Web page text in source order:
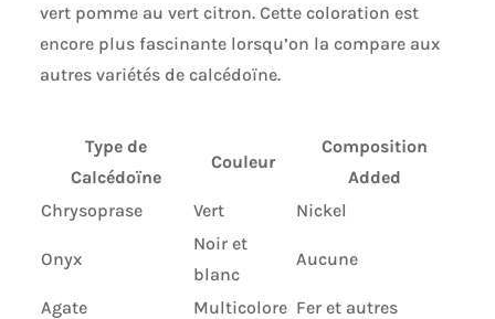
vert pomme au vert citron. Cette coloration est
encore plus fascinante lorsqu’on la compare aux
autres variétés de calcédoïne.
Type de
Calcédoïne
Couleur
Composition
Added
Chrysoprase
Vert Nickel
Onyx
Noir et
blanc
Aucune
Agate Multicolore Fer et autres